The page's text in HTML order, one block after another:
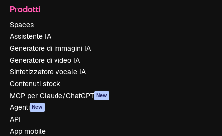
Prodotti
Spaces
Assistente IA
Generatore di immagini IA
Generatore di video IA
Sintetizzatore vocale IA
Contenuti stock
MCP per Claude/ChatGPT New
Agenti New
API
App mobile